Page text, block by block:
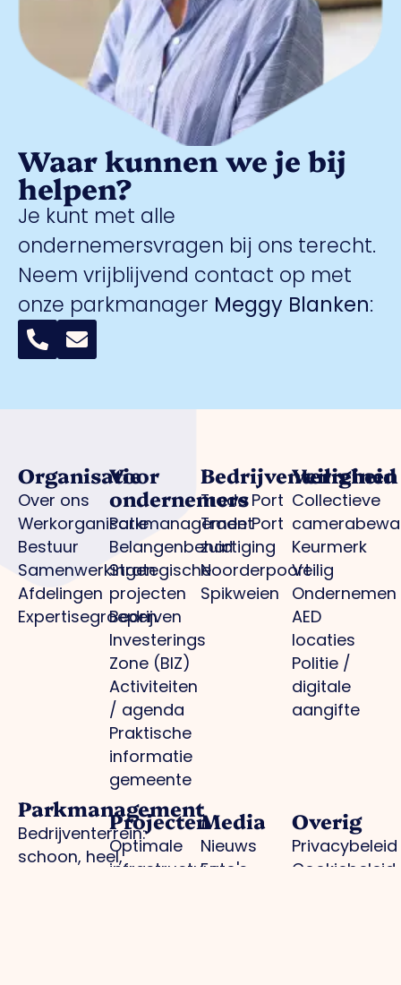
Waar kunnen we je bij
helpen?
Je kunt met alle
ondernemersvragen bij ons terecht.
Neem vrijblijvend contact op met
onze parkmanager Meggy Blanken:
Organisatie
Over ons
Werkorganisatie
Bestuur
Samenwerkingen
Afdelingen
Expertisegroepen
Voor
ondernemers
Parkmanagement
Belangenbehartiging
Strategische
projecten
Bedrijven
Investerings
Zone (BIZ)
Activiteiten
/ agenda
Praktische
informatie
gemeente
Bedrijventerreinen
Trade Port
Trade Port
zuid
Noorderpoort
Spikweien
Veiligheid
Collectieve
Keurmerk
Veilig
Ondernemen
AED
locaties
Politie /
digitale
aangifte
Parkmanagement
Bedrijventerrein:
schoon, heel,
Projecten
Optimale
infrastructuur
Media
Nieuws
Foto's
Overig
Privacybeleid
Cookiebeleid